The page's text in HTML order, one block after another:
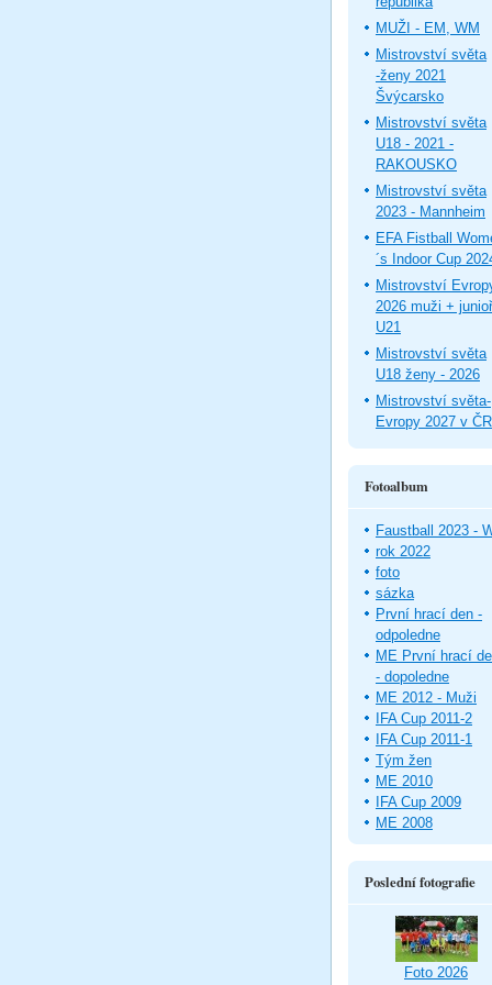
MUŽI - EM, WM
Mistrovství světa
-ženy 2021
Švýcarsko
Mistrovství světa
U18 - 2021 -
RAKOUSKO
Mistrovství světa
2023 - Mannheim
EFA Fistball
´s Indoor Cup
Mistrovství
2026 muži +
U21
Mistrovství světa
U18 ženy - 2026
Mistrovství světa-
Evropy 2027 v ČR
Fotoalbum
Faustball 2023 -
rok 2022
foto
sázka
První hrací den -
odpoledne
ME První hrací
- dopoledne
ME 2012 - Muži
IFA Cup 2011-2
IFA Cup 2011-1
Tým žen
ME 2010
IFA Cup 2009
ME 2008
Poslední fotografie
Foto 2026